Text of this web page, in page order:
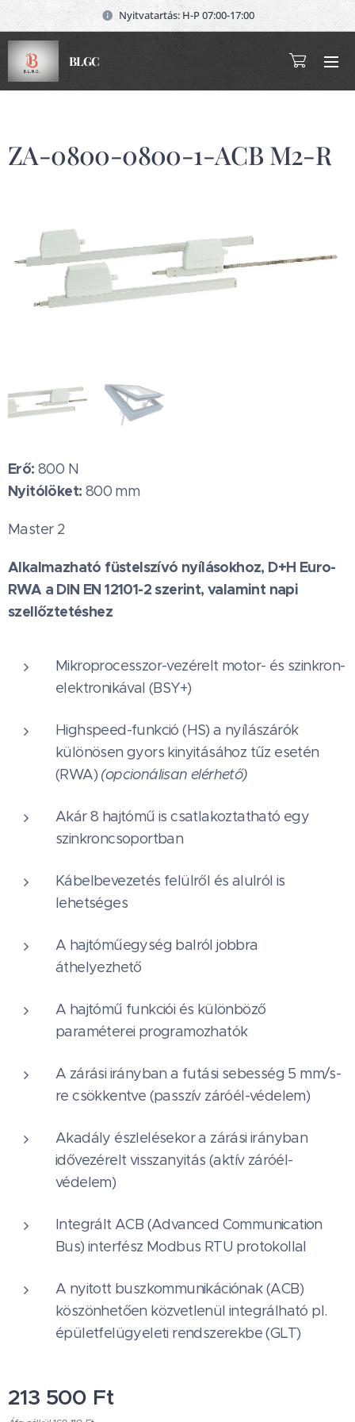
Nyitvatartás: H-P 07:00-17:00
BLGC
ZA-0800-0800-1-ACB M2-R
Erő: 800 N
Nyitólöket: 800 mm
Master 2
Alkalmazható füstelszívó nyílásokhoz, D+H Euro-
RWA a DIN EN 12101-2 szerint, valamint napi
szellőztetéshez
Mikroprocesszor-vezérelt motor- és szinkron-
elektronikával (BSY+)
Highspeed-funkció (HS) a nyílászárók
különösen gyors kinyitásához tűz esetén
(RWA) (opcionálisan elérhető)
Akár 8 hajtómű is csatlakoztatható egy
szinkroncsoportban
Kábelbevezetés felülről és alulról is
lehetséges
A hajtóműegység balról jobbra
áthelyezhető
A hajtómű funkciói és különböző
paraméterei programozhatók
A zárási irányban a futási sebesség 5 mm/s-
re csökkentve (passzív záróél-védelem)
Akadály észlelésekor a zárási irányban
idővezérelt visszanyitás (aktív záróél-
védelem)
Integrált ACB (Advanced Communication
Bus) interfész Modbus RTU protokollal
A nyitott buszkommunikációnak (ACB)
köszönhetően közvetlenül integrálható pl.
épületfelügyeleti rendszerekbe (GLT)
213 500 Ft